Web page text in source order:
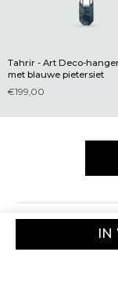
IN
Tahrir - Art Deco-
met blauwe pietersiet
€199,00